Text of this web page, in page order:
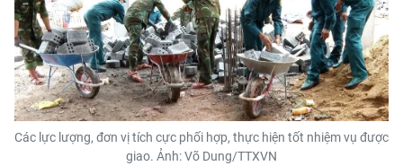
Các lực lượng, đơn vị tích cực phối hợp, thực hiện tốt nhiệm vụ được
giao. Ảnh: Võ Dung/TTXVN